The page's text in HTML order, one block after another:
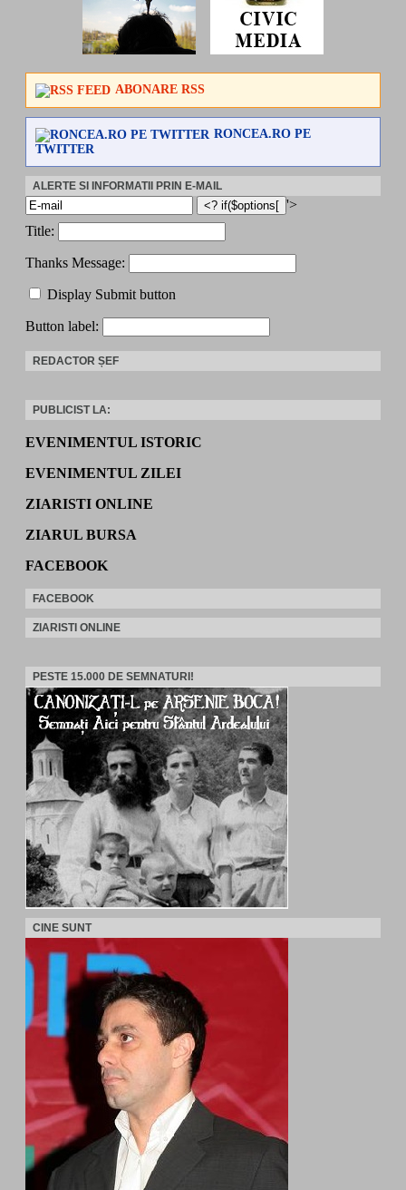
ABONARE RSS
RONCEA.RO PE
TWITTER
ALERTE SI INFORMATII PRIN E-MAIL
'>
Title:
Thanks Message:
Display Submit button
Button label:
REDACTOR ȘEF
PUBLICIST LA:
EVENIMENTUL ISTORIC
EVENIMENTUL ZILEI
ZIARISTI ONLINE
ZIARUL BURSA
FACEBOOK
FACEBOOK
ZIARISTI ONLINE
PESTE 15.000 DE SEMNATURI!
CINE SUNT